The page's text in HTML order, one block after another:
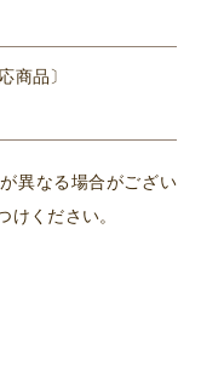
商品〕
異なる場合がござい
けください。